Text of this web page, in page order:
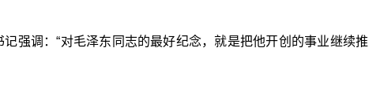
强调：“对毛泽东同志的最好纪念，就是把他开创的事业继续推